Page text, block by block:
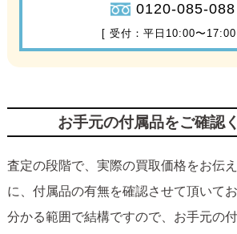
0120-085-088
[ 受付：平日10:00〜
お手元の付属品をご確認
査定の段階で、実際の買取価格をお伝
に、付属品の有無を確認させて頂いてお
分かる範囲で結構ですので、お手元の